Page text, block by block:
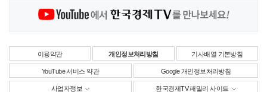
이용약관 개인정보처리방침 기사배열 기본방침
YouTube 서비스 약관 Google 개인정보처리방침
사업자정보 한국경제TV 패밀리 사이트